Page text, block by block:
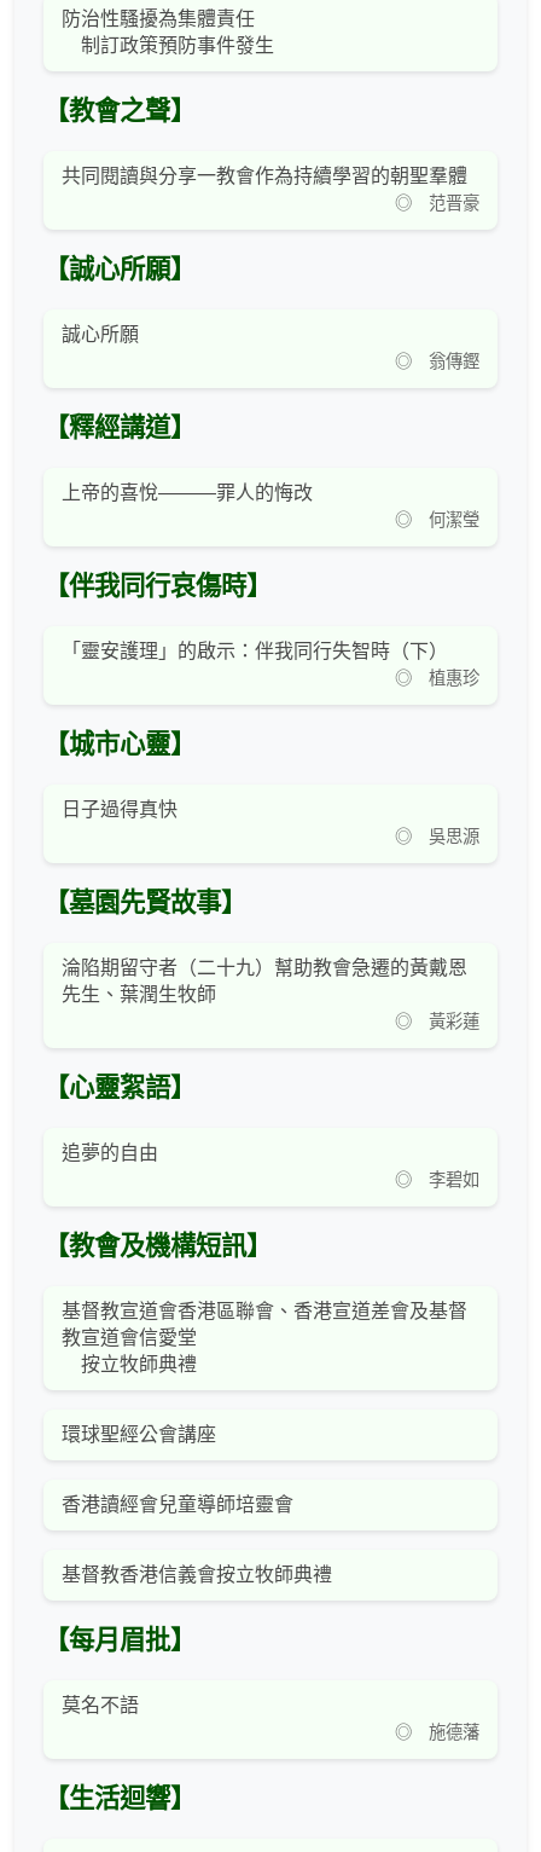
防治性騷擾為集體責任
制訂政策預防事件發生
【教會之聲】
共同閱讀與分享一教會作為持續學習的朝聖羣體
◎ 范晋豪
【誠心所願】
誠心所願
◎ 翁傳鏗
【釋經講道】
上帝的喜悅———罪人的悔改
◎ 何潔瑩
【伴我同行哀傷時】
「靈安護理」的啟示：伴我同行失智時（下）
◎ 植惠珍
【城市心靈】
日子過得真快
◎ 吳思源
【墓園先賢故事】
淪陷期留守者（二十九）幫助教會急遷的黃戴恩
先生、葉潤生牧師
◎ 黃彩蓮
【心靈絮語】
追夢的自由
◎ 李碧如
【教會及機構短訊】
基督教宣道會香港區聯會、香港宣道差會及基督
教宣道會信愛堂
按立牧師典禮
環球聖經公會講座
香港讀經會兒童導師培靈會
基督教香港信義會按立牧師典禮
【每月眉批】
莫名不語
◎ 施德藩
【生活迴響】